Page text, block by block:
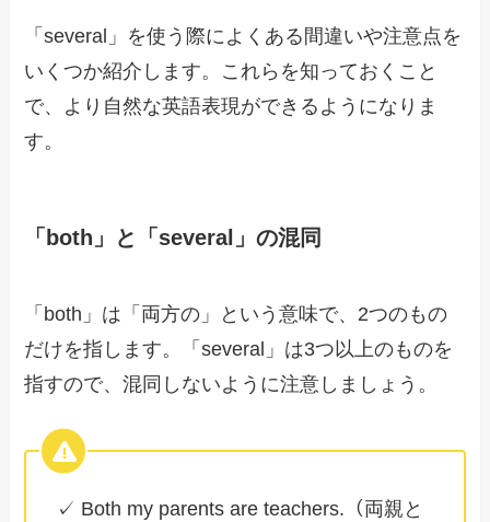
「several」を使う際によくある間違いや注意点を
いくつか紹介します。これらを知っておくこと
で、より自然な英語表現ができるようになりま
す。
「both」と「several」の混同
「both」は「両方の」という意味で、2つのもの
だけを指します。「several」は3つ以上のものを
指すので、混同しないように注意しましょう。
✓ Both my parents are teachers.（両親と